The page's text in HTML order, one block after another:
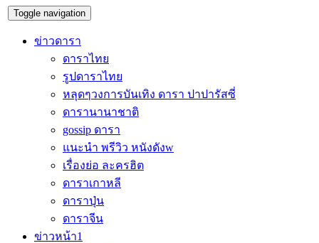
Toggle navigation
ข่าวดารา
ดาราไทย
รูปดาราไทย
หลุดๆวงการบันเทิง ดารา ปาปารัสซี่
ดารานานาชาติ
gossip ดารา
แนะนำ พรีวิว หนังดังw
เรื่องย่อ ละครฮิต
ดาราเกาหลี
ดาราปุ่น
ดาราจีน
ข่าวหน้า1